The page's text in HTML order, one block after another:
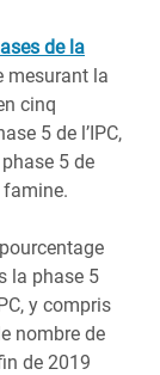
de la
mesurant la
cinq
5 de l’IPC,
5 de
famine.
la phase 5
y compris
nombre de
de 2019